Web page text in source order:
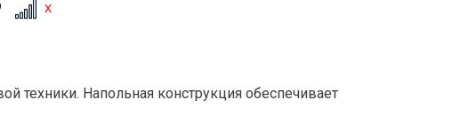
техники. Напольная конструкция обеспечивает